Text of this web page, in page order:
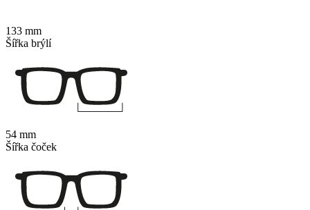
133 mm
Šířka brýlí
54 mm
Šířka čoček